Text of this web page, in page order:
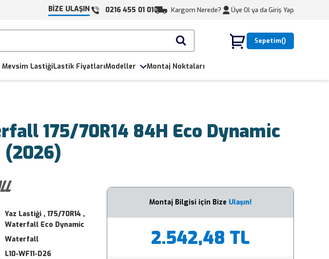
BİZE ULAŞIN 0216 455 01 01 Kargom Nerede? Üye Ol ya da Giriş Yap
Sepetim
Mevsim LastiğiLastik FiyatlarıModeller Montaj Noktaları
175/70R14 84H Eco Dynamic
(2026)
Yaz Lastiği , 175/70R14 ,
Waterfall Eco Dynamic
Waterfall
L10-WF11-D26
Montaj Bilgisi için Bize Ulaşın!
2.542,48 TL